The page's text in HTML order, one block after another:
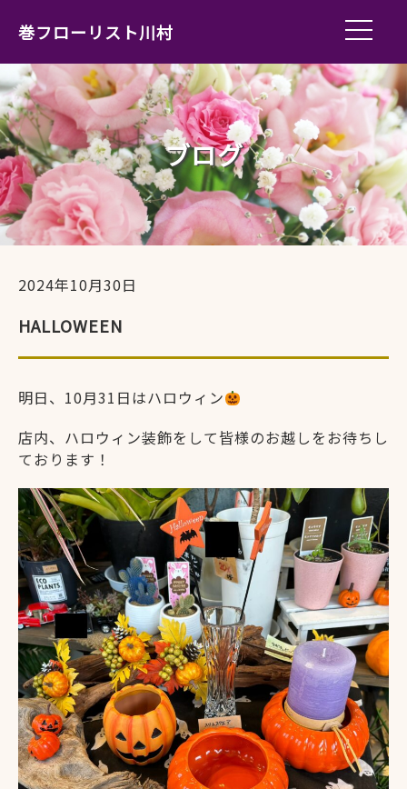
巻フローリスト川村
ブログ
2024年10月30日
HALLOWEEN
明日、10月31日はハロウィン
店内、ハロウィン装飾をして皆様のお越しをお待ちし
ております！